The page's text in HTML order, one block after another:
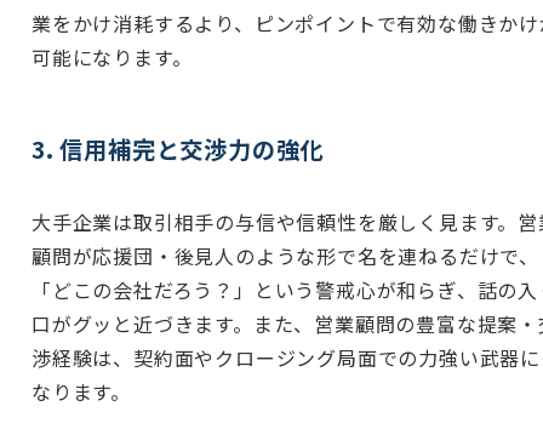
業をかけ消耗するより、ピンポイントで有効な働きか
可能になります。
3. 信用補完と交渉力の強化
大手企業は取引相手の与信や信頼性を厳しく見ます。
顧問が応援団・後見人のような形で名を連ねるだけで、
「どこの会社だろう？」という警戒心が和らぎ、話の
口がグッと近づきます。また、営業顧問の豊富な提案
渉経験は、契約面やクロージング局面での力強い武器
なります。